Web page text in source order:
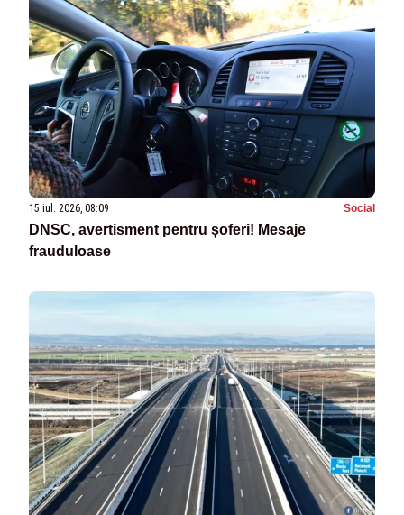
15 iul. 2026, 08:09 Social
DNSC, avertisment pentru șoferi! Mesaje
frauduloase